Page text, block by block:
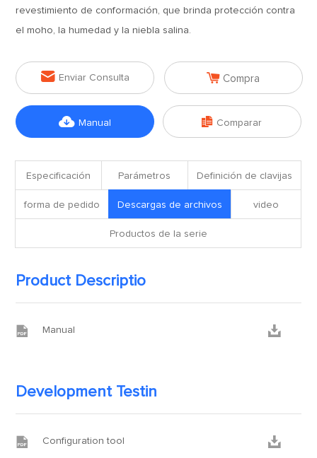
revestimiento de conformación, que brinda protección contra
el moho, la humedad y la niebla salina.
 Enviar Consulta  Compra
 Manual  Comparar
Especificación Parámetros Definición de clavijas
forma de pedido Descargas de archivos video
Productos de la serie
Product Descriptio
 Manual 
Development Testin
 Configuration tool 